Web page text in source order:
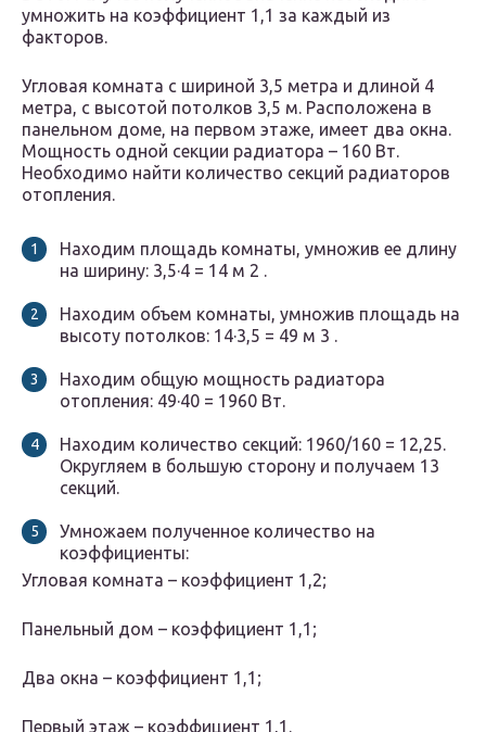
умножить на коэффициент 1,1 за каждый из
факторов.
Угловая комната с шириной 3,5 метра и длиной 4
метра, с высотой потолков 3,5 м. Расположена в
панельном доме, на первом этаже, имеет два окна.
Мощность одной секции радиатора – 160 Вт.
Необходимо найти количество секций радиаторов
отопления.
Находим площадь комнаты, умножив ее длину
на ширину: 3,5·4 = 14 м 2 .
Находим объем комнаты, умножив площадь на
высоту потолков: 14·3,5 = 49 м 3 .
Находим общую мощность радиатора
отопления: 49·40 = 1960 Вт.
Находим количество секций: 1960/160 = 12,25.
Округляем в большую сторону и получаем 13
секций.
Умножаем полученное количество на
коэффициенты:
Угловая комната – коэффициент 1,2;
Панельный дом – коэффициент 1,1;
Два окна – коэффициент 1,1;
Первый этаж – коэффициент 1,1.